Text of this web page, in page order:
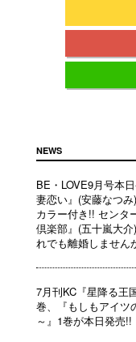
NEWS
BE・LOVE9月号本
妻恋い』(安藤なつ
カラー付き!! センタ
倶楽部』(五十嵐大
れでも離婚しません
7月刊KC『星降る王
巻、『もしもアイツ
～』1巻が本日発売!!